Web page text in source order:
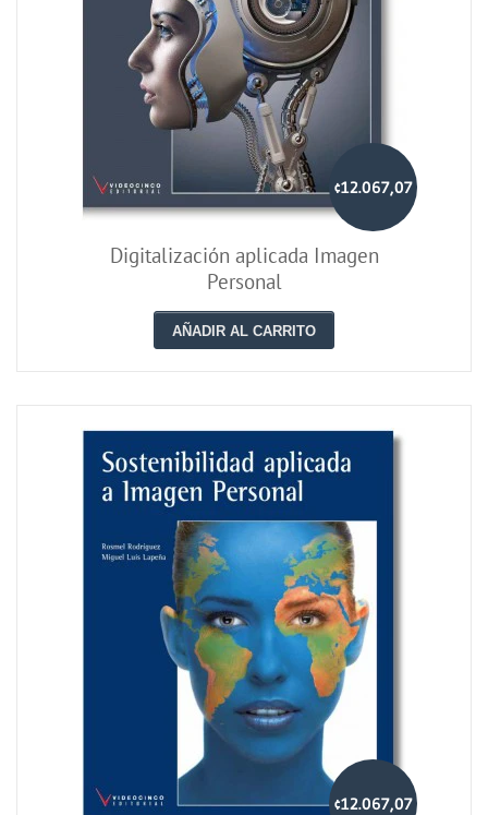
¢12.067,07
Digitalización aplicada Imagen
Personal
AÑADIR AL CARRITO
¢12.067,07